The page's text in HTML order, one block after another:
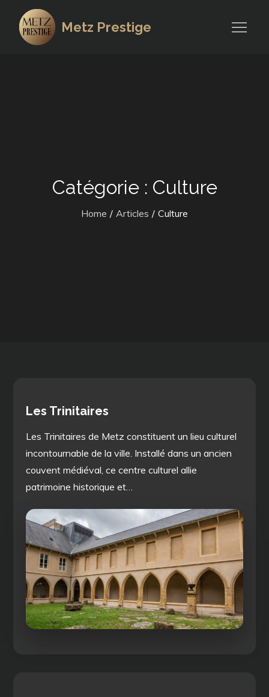
content
Metz Prestige
Catégorie : Culture
Home Articles Culture
Les Trinitaires
Les Trinitaires de Metz constituent un lieu culturel
incontournable de la ville. Installé dans un ancien
couvent médiéval, ce centre culturel allie
patrimoine historique et…